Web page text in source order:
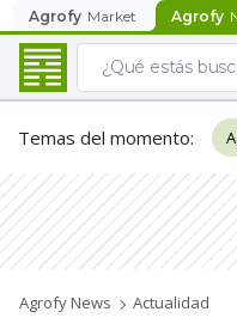
Agrofy Market Agrofy
Temas del momento:
Agrofy News Actualidad